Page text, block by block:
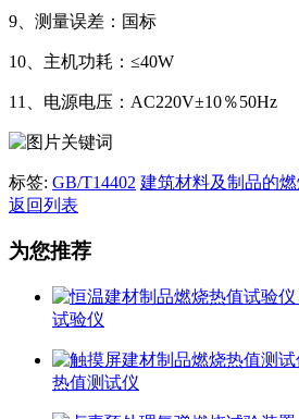
9、测量误差：国标
10、主机功耗：≤40W
11、电源电压：AC220V±10％50Hz
标签: GB/T14402 建筑材料及制品的
返回列表
为您推荐
试验仪
热值测试仪